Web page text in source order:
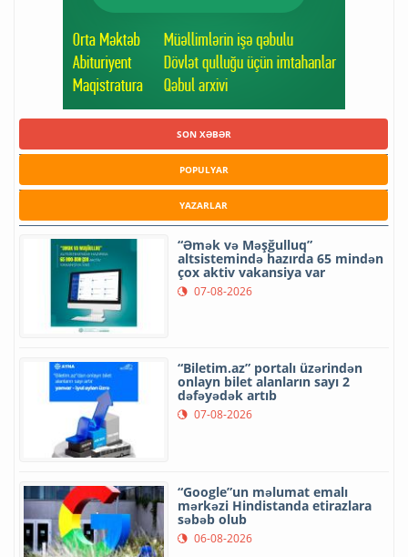
SON XƏBƏR
POPULYAR
YAZARLAR
“Əmək və Məşğulluq”
altsistemində hazırda 65 mindən
çox aktiv vakansiya var
07-08-2026
“Biletim.az” portalı üzərindən
onlayn bilet alanların sayı 2
dəfəyədək artıb
07-08-2026
“Google”un məlumat emalı
mərkəzi Hindistanda etirazlara
səbəb olub
06-08-2026